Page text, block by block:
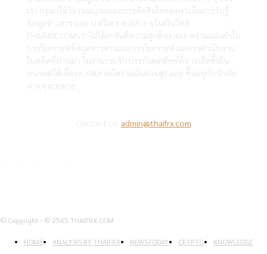
admin@thaifrx.com
© Copyright - © 2565 THAIFRX.COM
HOME ANALYSIS BY THAIFRX NEWSTODAY CRYPTO KNOWLEDGE